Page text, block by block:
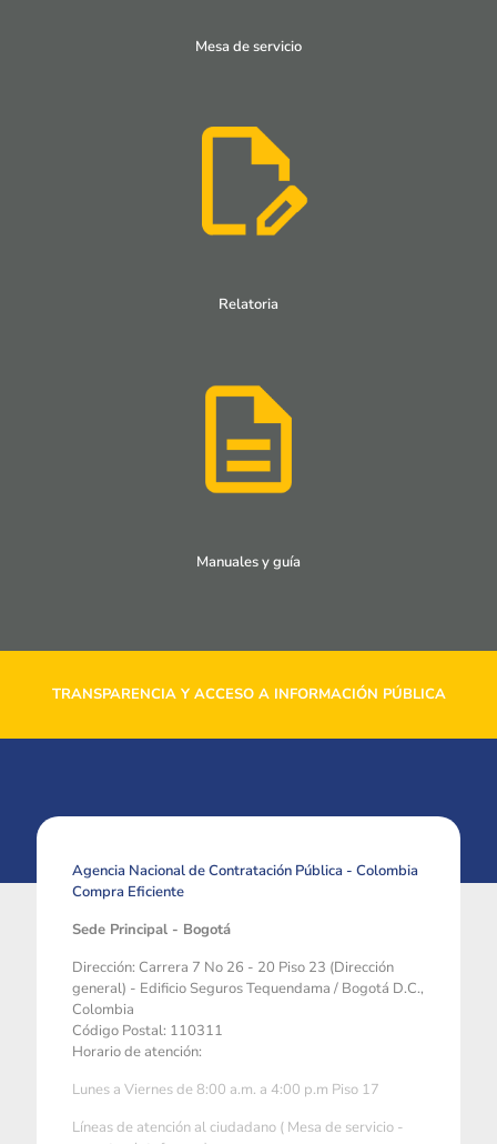
Mesa de servicio
Relatoria
Manuales y guía
TRANSPARENCIA Y ACCESO A INFORMACIÓN PÚBLICA
Agencia Nacional de Contratación Pública - Colombia
Compra Eficiente
Sede Principal - Bogotá
Dirección: Carrera 7 No 26 - 20 Piso 23 (Dirección
general) - Edificio Seguros Tequendama / Bogotá D.C.,
Colombia
Código Postal: 110311
Horario de atención:
Lunes a Viernes de 8:00 a.m. a 4:00 p.m Piso 17
Líneas de atención al ciudadano ( Mesa de servicio -